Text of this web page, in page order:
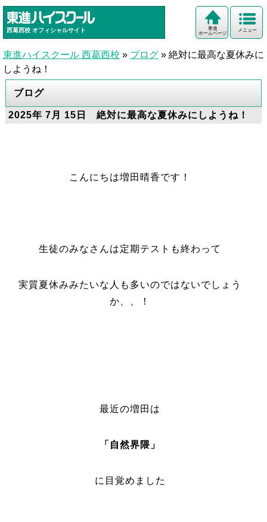
西葛西校 オフィシャルサイト メニュー
東進
ホームページ
東進ハイスクール 西葛西校 » ブログ » 絶対に最高な夏休みに
しようね！
ブログ
2025年 7月 15日 絶対に最高な夏休みにしようね！
こんにちは増田晴香です！
生徒のみなさんは定期テストも終わって
実質夏休みみたいな人も多いのではないでしょう
か、、！
最近の増田は
「自然界隈」
に目覚めました